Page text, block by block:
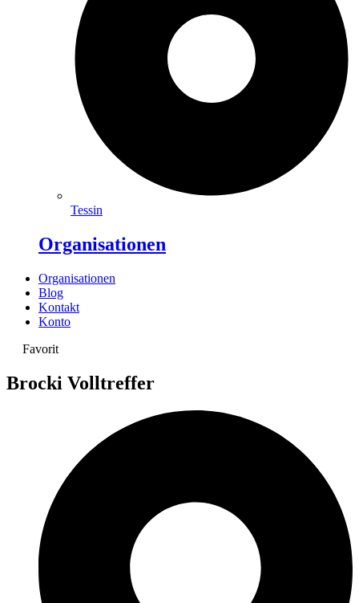
Tessin
Organisationen
Organisationen
Blog
Kontakt
Konto
Favorit
Brocki Volltreffer